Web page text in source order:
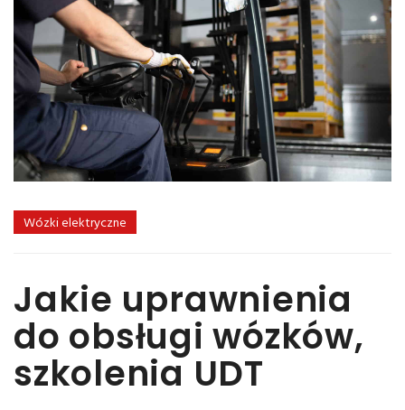
Wózki elektryczne
Jakie uprawnienia
do obsługi wózków,
szkolenia UDT